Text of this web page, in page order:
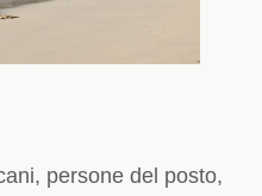
persone del posto,